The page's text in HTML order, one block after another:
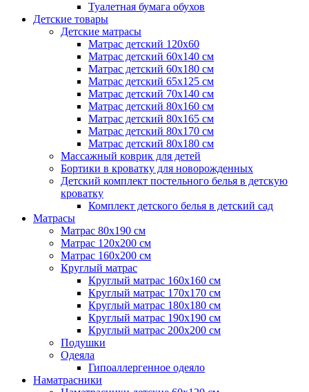
Туалетная бумага обухов
Детские товары
Детские матрасы
Матрас детский 120х60
Матрас детский 60х140 см
Матрас детский 60х180 см
Матрас детский 65х125 см
Матрас детский 70х140 см
Матрас детский 80х160 см
Матрас детский 80х165 см
Матрас детский 80х170 см
Матрас детский 80х180 см
Массажный коврик для детей
Бортики в кроватку для новорожденных
Детский комплект постельного белья в детскую
кроватку
Комплект детского белья в детский сад
Матрасы
Матрас 80х190 см
Матраc 120х200 см
Матрас 160х200 см
Круглый матрас
Круглый матрас 160х160 см
Круглый матрас 170х170 см
Круглый матрас 180х180 см
Круглый матрас 190х190 см
Круглый матрас 200х200 см
Подушки
Одеяла
Гипоаллергенное одеяло
Наматрасники